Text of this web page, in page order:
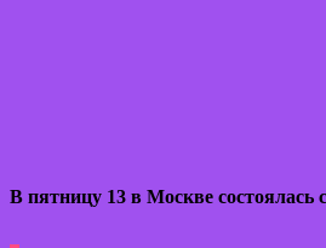
В пятницу 13 в Москве состоялась